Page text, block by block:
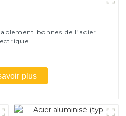
bonnes de l’acier
plus